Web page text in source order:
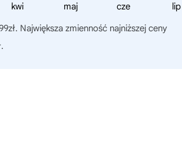
lip
cze
maj
kwi
Największa zmienność najniższej ceny